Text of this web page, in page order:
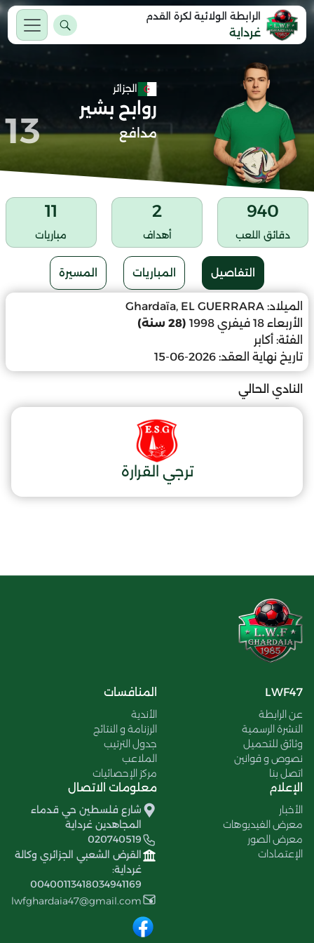
الرابطة الولائية لكرة القدم
غرداية
الجزائر
روابح بشير
مدافع 13
940
دقائق اللعب
2
أهداف
11
مباريات
التفاصيل المباريات المسيرة
الميلاد: Ghardaïa, EL GUERRARA
الأربعاء 18 فيفري 1998
(28 سنة)
الفئة: أكابر
تاريخ نهاية العقد: 2026-06-15
النادي الحالي
ترجي القرارة
LWF47
عن الرابطة
النشرة الرسمية
وثائق للتحميل
نصوص و قوانين
اتصل بنا
المنافسات
الأندية
الرزنامة و النتائج
جدول الترتيب
الملاعب
مركز الإحصائيات
الإعلام
الأخبار
معرض الفيديوهات
معرض الصور
الإعتمادات
معلومات الاتصال
شارع فلسطين حي قدماء
المجاهدين غرداية
020740519
القرض الشعبي الجزائري وكالة
غرداية:
00400113418034941169
lwfghardaia47@gmail.com